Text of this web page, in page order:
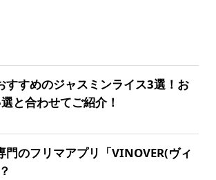
すすめのジャスミンライス3選！お
と合わせてご紹介！
門のフリマアプリ「VINOVER(ヴィ